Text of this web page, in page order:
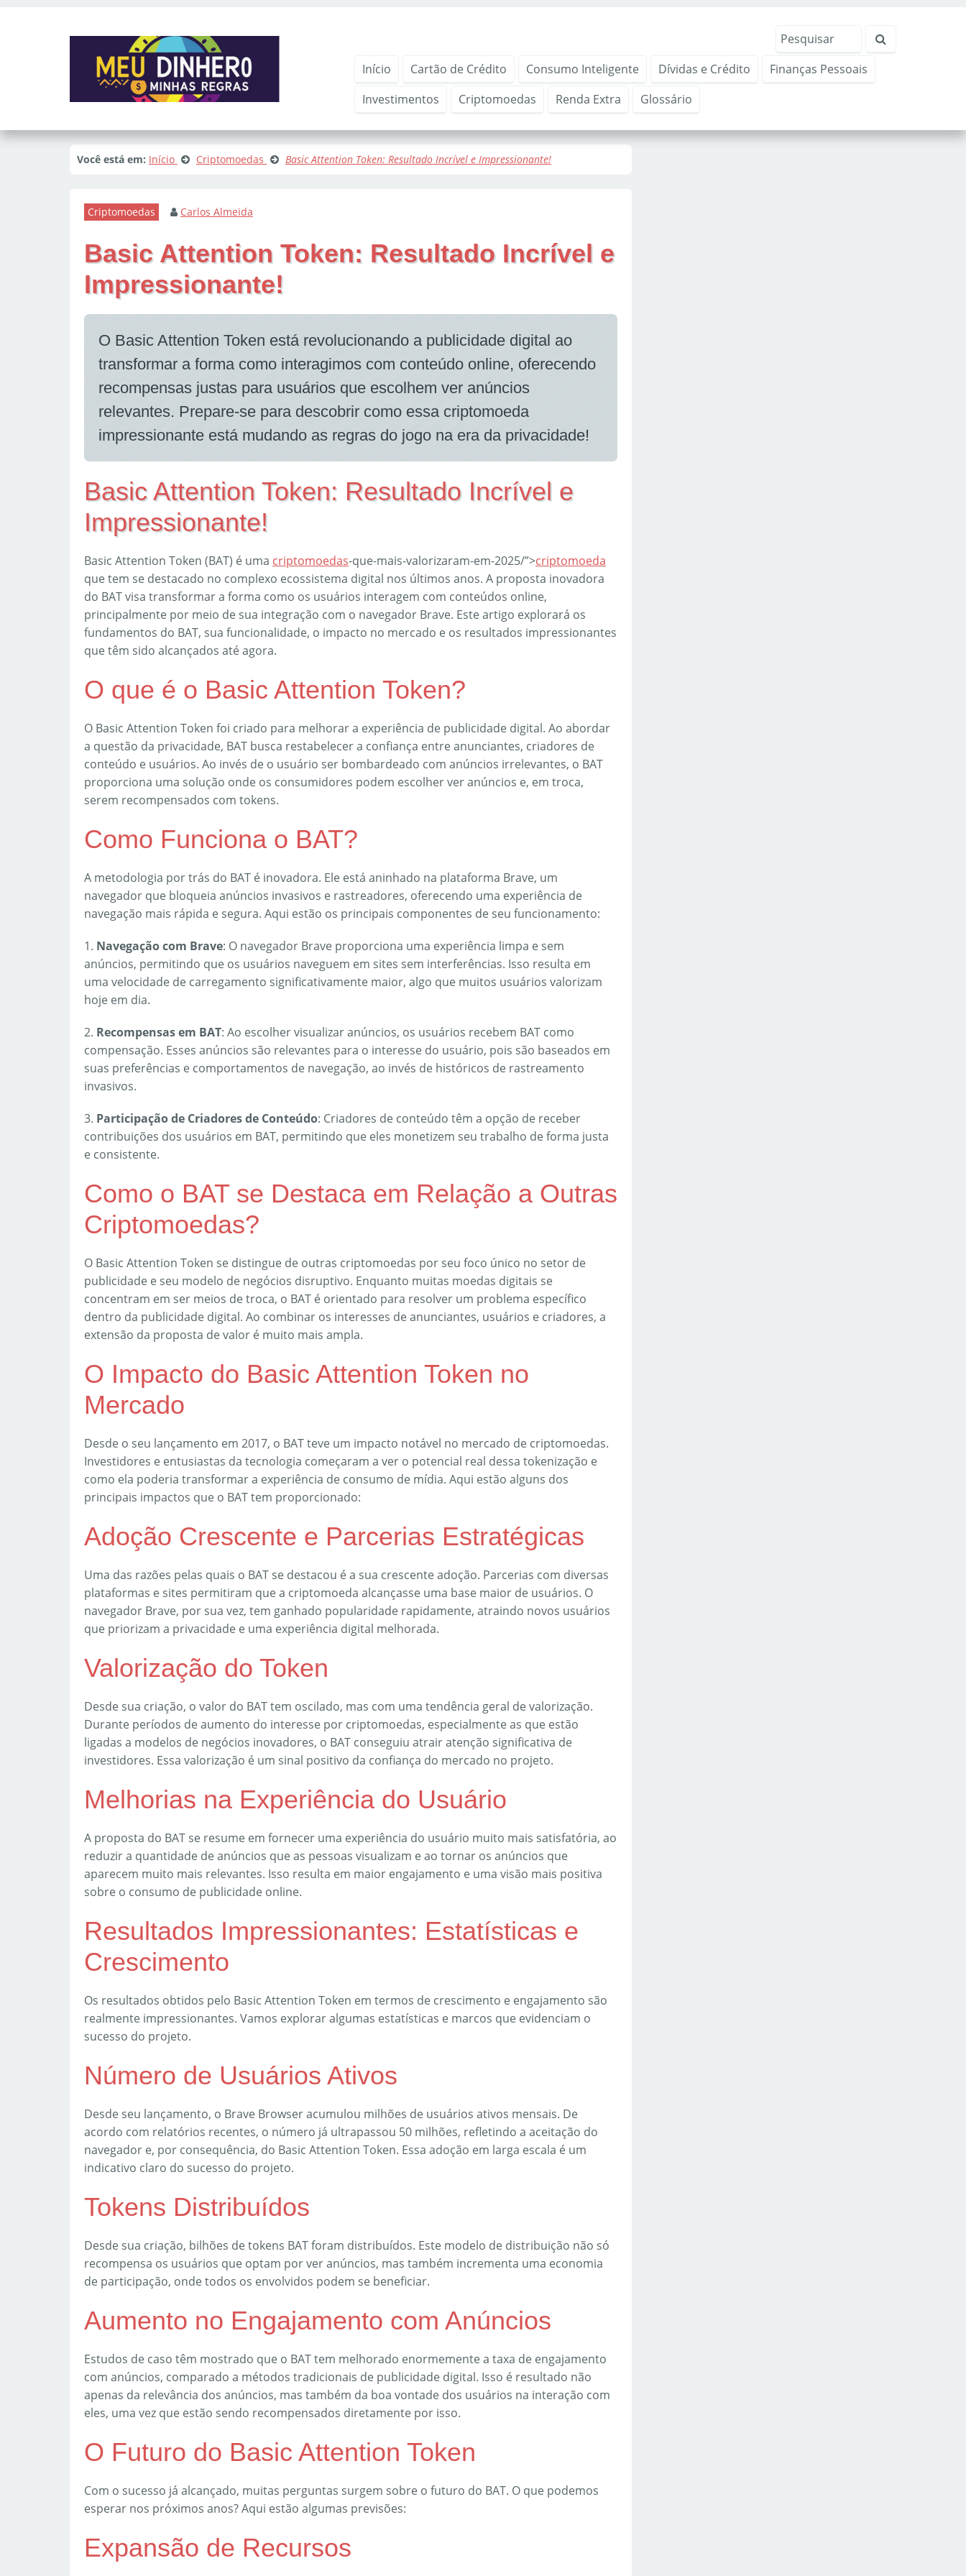
Início Cartão de Crédito Consumo Inteligente Dívidas e Crédito
Finanças Pessoais
Investimentos
Criptomoedas Renda Extra Glossário
Você está em: Início Criptomoedas Basic Attention Token: Resultado Incrível e Impressionante!
Criptomoedas Carlos Almeida
Basic Attention Token: Resultado Incrível e
Impressionante!
O Basic Attention Token está revolucionando a publicidade digital ao
transformar a forma como interagimos com conteúdo online, oferecendo
recompensas justas para usuários que escolhem ver anúncios
relevantes. Prepare-se para descobrir como essa criptomoeda
impressionante está mudando as regras do jogo na era da privacidade!
Basic Attention Token: Resultado Incrível e
Impressionante!
Basic Attention Token (BAT) é uma criptomoedas-que-mais-valorizaram-em-2025/”>criptomoeda
que tem se destacado no complexo ecossistema digital nos últimos anos. A proposta inovadora
do BAT visa transformar a forma como os usuários interagem com conteúdos online,
principalmente por meio de sua integração com o navegador Brave. Este artigo explorará os
fundamentos do BAT, sua funcionalidade, o impacto no mercado e os resultados impressionantes
que têm sido alcançados até agora.
O que é o Basic Attention Token?
O Basic Attention Token foi criado para melhorar a experiência de publicidade digital. Ao abordar
a questão da privacidade, BAT busca restabelecer a confiança entre anunciantes, criadores de
conteúdo e usuários. Ao invés de o usuário ser bombardeado com anúncios irrelevantes, o BAT
proporciona uma solução onde os consumidores podem escolher ver anúncios e, em troca,
serem recompensados com tokens.
Como Funciona o BAT?
A metodologia por trás do BAT é inovadora. Ele está aninhado na plataforma Brave, um
navegador que bloqueia anúncios invasivos e rastreadores, oferecendo uma experiência de
navegação mais rápida e segura. Aqui estão os principais componentes de seu funcionamento:
1. Navegação com Brave: O navegador Brave proporciona uma experiência limpa e sem
anúncios, permitindo que os usuários naveguem em sites sem interferências. Isso resulta em
uma velocidade de carregamento significativamente maior, algo que muitos usuários valorizam
hoje em dia.
2. Recompensas em BAT: Ao escolher visualizar anúncios, os usuários recebem BAT como
compensação. Esses anúncios são relevantes para o interesse do usuário, pois são baseados em
suas preferências e comportamentos de navegação, ao invés de históricos de rastreamento
invasivos.
3. Participação de Criadores de Conteúdo: Criadores de conteúdo têm a opção de receber
contribuições dos usuários em BAT, permitindo que eles monetizem seu trabalho de forma justa
e consistente.
Como o BAT se Destaca em Relação a Outras
Criptomoedas?
O Basic Attention Token se distingue de outras criptomoedas por seu foco único no setor de
publicidade e seu modelo de negócios disruptivo. Enquanto muitas moedas digitais se
concentram em ser meios de troca, o BAT é orientado para resolver um problema específico
dentro da publicidade digital. Ao combinar os interesses de anunciantes, usuários e criadores, a
extensão da proposta de valor é muito mais ampla.
O Impacto do Basic Attention Token no
Mercado
Desde o seu lançamento em 2017, o BAT teve um impacto notável no mercado de criptomoedas.
Investidores e entusiastas da tecnologia começaram a ver o potencial real dessa tokenização e
como ela poderia transformar a experiência de consumo de mídia. Aqui estão alguns dos
principais impactos que o BAT tem proporcionado:
Adoção Crescente e Parcerias Estratégicas
Uma das razões pelas quais o BAT se destacou é a sua crescente adoção. Parcerias com diversas
plataformas e sites permitiram que a criptomoeda alcançasse uma base maior de usuários. O
navegador Brave, por sua vez, tem ganhado popularidade rapidamente, atraindo novos usuários
que priorizam a privacidade e uma experiência digital melhorada.
Valorização do Token
Desde sua criação, o valor do BAT tem oscilado, mas com uma tendência geral de valorização.
Durante períodos de aumento do interesse por criptomoedas, especialmente as que estão
ligadas a modelos de negócios inovadores, o BAT conseguiu atrair atenção significativa de
investidores. Essa valorização é um sinal positivo da confiança do mercado no projeto.
Melhorias na Experiência do Usuário
A proposta do BAT se resume em fornecer uma experiência do usuário muito mais satisfatória, ao
reduzir a quantidade de anúncios que as pessoas visualizam e ao tornar os anúncios que
aparecem muito mais relevantes. Isso resulta em maior engajamento e uma visão mais positiva
sobre o consumo de publicidade online.
Resultados Impressionantes: Estatísticas e
Crescimento
Os resultados obtidos pelo Basic Attention Token em termos de crescimento e engajamento são
realmente impressionantes. Vamos explorar algumas estatísticas e marcos que evidenciam o
sucesso do projeto.
Número de Usuários Ativos
Desde seu lançamento, o Brave Browser acumulou milhões de usuários ativos mensais. De
acordo com relatórios recentes, o número já ultrapassou 50 milhões, refletindo a aceitação do
navegador e, por consequência, do Basic Attention Token. Essa adoção em larga escala é um
indicativo claro do sucesso do projeto.
Tokens Distribuídos
Desde sua criação, bilhões de tokens BAT foram distribuídos. Este modelo de distribuição não só
recompensa os usuários que optam por ver anúncios, mas também incrementa uma economia
de participação, onde todos os envolvidos podem se beneficiar.
Aumento no Engajamento com Anúncios
Estudos de caso têm mostrado que o BAT tem melhorado enormemente a taxa de engajamento
com anúncios, comparado a métodos tradicionais de publicidade digital. Isso é resultado não
apenas da relevância dos anúncios, mas também da boa vontade dos usuários na interação com
eles, uma vez que estão sendo recompensados diretamente por isso.
O Futuro do Basic Attention Token
Com o sucesso já alcançado, muitas perguntas surgem sobre o futuro do BAT. O que podemos
esperar nos próximos anos? Aqui estão algumas previsões:
Expansão de Recursos